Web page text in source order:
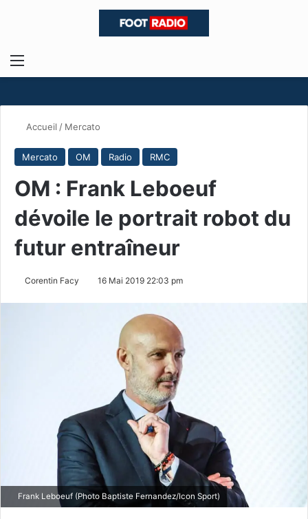
Menu
Accueil / Mercato
Mercato OM Radio RMC
OM : Frank Leboeuf
dévoile le portrait robot du
futur entraîneur
Corentin Facy 16 Mai 2019 22:03 pm
Frank Leboeuf (Photo Baptiste Fernandez/Icon Sport)